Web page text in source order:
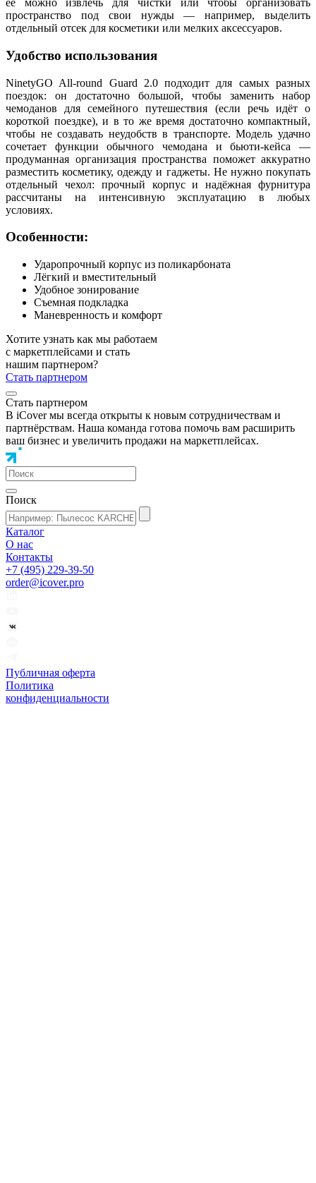
её можно извлечь для чистки или чтобы организовать
пространство под свои нужды — например, выделить
отдельный отсек для косметики или мелких аксессуаров.
Удобство использования
NinetyGO All‑round Guard 2.0 подходит для самых разных
поездок: он достаточно большой, чтобы заменить набор
чемоданов для семейного путешествия (если речь идёт о
короткой поездке), и в то же время достаточно компактный,
чтобы не создавать неудобств в транспорте. Модель удачно
сочетает функции обычного чемодана и бьюти‑кейса —
продуманная организация пространства поможет аккуратно
разместить косметику, одежду и гаджеты. Не нужно покупать
отдельный чехол: прочный корпус и надёжная фурнитура
рассчитаны на интенсивную эксплуатацию в любых
условиях.
Особенности:
Ударопрочный корпус из поликарбоната
Лёгкий и вместительный
Удобное зонирование
Съемная подкладка
Маневренность и комфорт
Хотите узнать как мы работаем
с маркетплейсами и стать
нашим партнером?
Стать партнером
Стать партнером
В iCover мы всегда открыты к новым сотрудничествам и
партнёрствам. Наша команда готова помочь вам расширить
ваш бизнес и увеличить продажи на маркетплейсах.
Поиск
Каталог
О нас
Контакты
+7 (495) 229-39-50
order@icover.pro
Публичная оферта
Политика
конфиденциальности